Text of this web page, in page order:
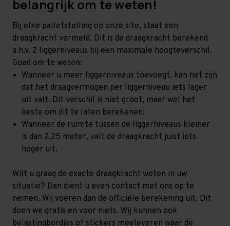
belangrijk om te weten!
Bij elke palletstelling op onze site, staat een
draagkracht vermeld. Dit is de draagkracht berekend
a.h.v. 2 liggerniveaus bij een maximale hoogteverschil.
Goed om te weten:
Wanneer u meer liggerniveaus toevoegt, kan het zijn
dat het draagvermogen per liggerniveau iets lager
uit valt. Dit verschil is niet groot, maar wel het
beste om dit te laten berekenen!
Wanneer de ruimte tussen de liggerniveaus kleiner
is dan 2,25 meter, valt de draagkracht juist iets
hoger uit.
Wilt u graag de exacte draagkracht weten in uw
situatie? Dan dient u even contact met ons op te
nemen. Wij voeren dan de officiële berekening uit. Dit
doen we gratis en voor niets. Wij kunnen ook
belastingbordjes of stickers meeleveren waar de